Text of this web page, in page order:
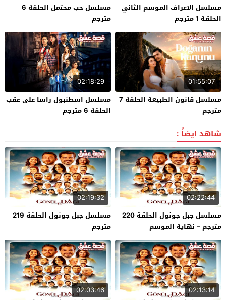
مسلسل الاعراف الموسم الثاني
الحلقة 1 مترجم
مسلسل حب محتمل الحلقة 6
مترجم
01:55:07
مسلسل قانون الطبيعة الحلقة 7
مترجم
02:18:29
مسلسل اسطنبول راسا على عقب
الحلقة 6 مترجم
شاهد ايضاً :
02:22:44
مسلسل جبل جونول الحلقة 220
مترجم – نهاية الموسم
02:19:32
مسلسل جبل جونول الحلقة 219
مترجم
02:13:14
02:03:46